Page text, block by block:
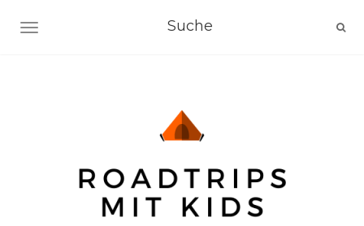
NAVIGATION EIN-/AUSSCHALTEN